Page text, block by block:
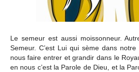
Le semeur est aussi moissonneur.
Semeur. C’est Lui qui sème dans
nous faire entrer et grandir dans le
en nous c’est la Parole de Dieu, et la